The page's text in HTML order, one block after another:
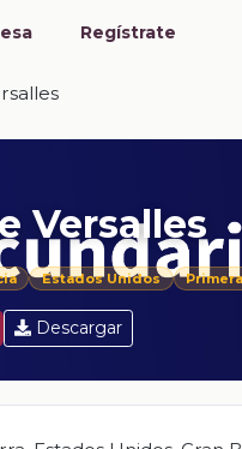
Regístrate
Versalles
Estados Unidos
Descargar